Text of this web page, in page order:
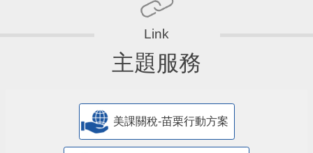
主題服務
美課關稅-苗栗行動方案